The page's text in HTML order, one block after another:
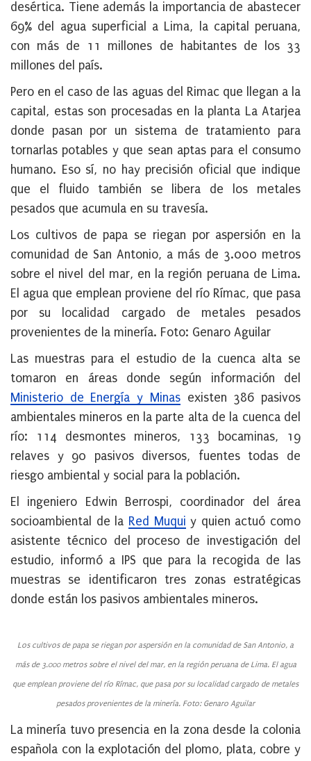
desértica. Tiene además la importancia de abastecer
69% del agua superficial a Lima, la capital peruana,
con más de 11 millones de habitantes de los 33
millones del país.
Pero en el caso de las aguas del Rimac que llegan a la
capital, estas son procesadas en la planta La Atarjea
donde pasan por un sistema de tratamiento para
tornarlas potables y que sean aptas para el consumo
humano. Eso sí, no hay precisión oficial que indique
que el fluido también se libera de los metales
pesados que acumula en su travesía.
Los cultivos de papa se riegan por aspersión en la
comunidad de San Antonio, a más de 3.000 metros
sobre el nivel del mar, en la región peruana de Lima.
El agua que emplean proviene del río Rímac, que pasa
por su localidad cargado de metales pesados
provenientes de la minería. Foto: Genaro Aguilar
Las muestras para el estudio de la cuenca alta se
tomaron en áreas donde según información del
Ministerio de Energía y Minasexisten 386 pasivos
ambientales mineros en la parte alta de la cuenca del
río: 114 desmontes mineros, 133 bocaminas, 19
relaves y 90 pasivos diversos, fuentes todas de
riesgo ambiental y social para la población.
El ingeniero Edwin Berrospi, coordinador del área
socioambiental de la Red Muqui y quien actuó como
asistente técnico del proceso de investigación del
estudio, informó a IPS que para la recogida de las
muestras se identificaron tres zonas estratégicas
donde están los pasivos ambientales mineros.
Los cultivos de papa se riegan por aspersión en la comunidad de San Antonio, a
más de 3.000 metros sobre el nivel del mar, en la región peruana de Lima. El agua
que emplean proviene del río Rímac, que pasa por su localidad cargado de metales
pesados provenientes de la minería. Foto: Genaro Aguilar
La minería tuvo presencia en la zona desde la colonia
española con la explotación del plomo, plata, cobre y